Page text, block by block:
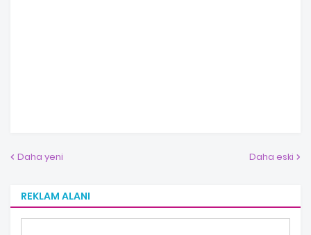
Daha yeni Daha eski
REKLAM ALANI